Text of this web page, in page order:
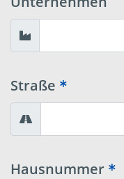
Straße
Hausnummer